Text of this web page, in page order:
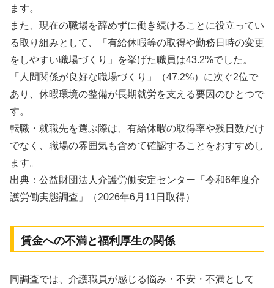
ます。
また、現在の職場を辞めずに働き続けることに役立ってい
る取り組みとして、「有給休暇等の取得や勤務日時の変更
をしやすい職場づくり」を挙げた職員は43.2%でした。
「人間関係が良好な職場づくり」（47.2%）に次ぐ2位で
あり、休暇環境の整備が長期就労を支える要因のひとつで
す。
転職・就職先を選ぶ際は、有給休暇の取得率や残日数だけ
でなく、職場の雰囲気も含めて確認することをおすすめし
ます。
出典：公益財団法人介護労働安定センター「令和6年度介
護労働実態調査」（2026年6月11日取得）
賃金への不満と福利厚生の関係
同調査では、介護職員が感じる悩み・不安・不満として